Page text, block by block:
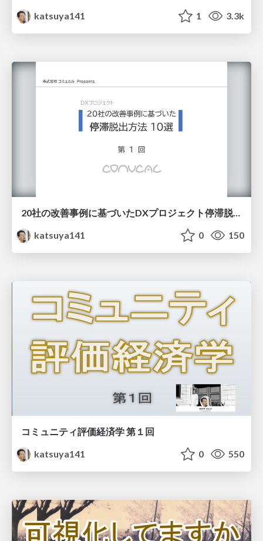
katsuya141
1 3.3k
20社の改善事例に基づいたDXプロジェクト停滞脱出方法
katsuya141
0 150
コミュニティ評価経済学 第１回
katsuya141
0 550